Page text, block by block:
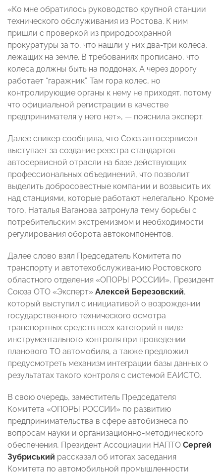
«Ко мне обратилось руководство крупной станции
технического обслуживания из Ростова. К ним
пришли с проверкой из природоохранной
прокуратуры за то, что нашли у них два-три колеса,
лежащих на земле. В требованиях прописано, что
колеса должны быть на поддонах. А через дорогу
работает “гаражник”. Там гора колес, но
контролирующие органы к нему не приходят, потому
что официальной регистрации в качестве
предпринимателя у него нет», — пояснила эксперт.
Далее спикер сообщила, что Союз автосервисов
выступает за создание реестра стандартов
автосервисной отрасли на базе действующих
профессиональных объединений, что позволит
выделить добросовестные компании и возвысить их
над станциями, которые работают нелегально. Кроме
того, Наталья Ваганова затронула тему борьбы с
потребительским экстремизмом и необходимости
регулирования оборота автокомпонентов.
Далее слово взял Председатель Комитета по
транспорту и автотехобслуживанию Ростовского
областного отделения «ОПОРЫ РОССИИ», Президент
Союза ОТО «Эксперт» Алексей Березовский,
который выступил с инициативой о возрождении
государственного технического осмотра
транспортных средств всех категорий в виде
инструментального контроля при проведении
планового ТО автомобиля, а также предложил
предусмотреть механизм интеграции базы данных о
результатах такого контроля с системой ЕАИСТО.
В свою очередь, заместитель Председателя
Комитета «ОПОРЫ РОССИИ» по развитию
предпринимательства в сфере автобизнеса по
вопросам науки и организационно-методического
обеспечения, Президент Ассоциации НАПТО Сергей
Зубриський рассказал об итогах заседания
Комитета по автомобильной промышленности